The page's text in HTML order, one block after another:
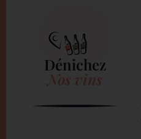
Dénichez
Nos vins